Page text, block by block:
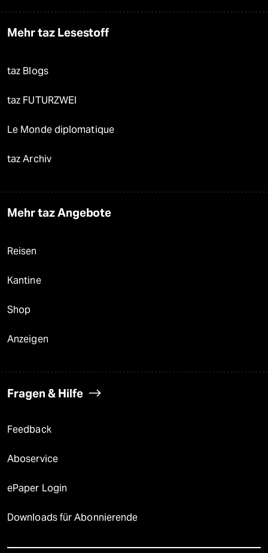
Mehr taz Lesestoff
taz Blogs
taz FUTURZWEI
Le Monde diplomatique
taz Archiv
Mehr taz Angebote
Reisen
Kantine
Shop
Anzeigen
Fragen & Hilfe
Feedback
Aboservice
ePaper Login
Downloads für Abonnierende